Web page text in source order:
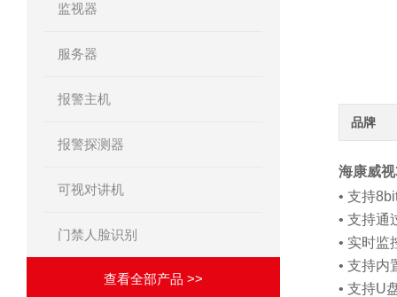
监视器
服务器
报警主机
报警探测器
可视对讲机
门禁人脸识别
查看全部产品 >>
品牌
海康威
• 支持
• 支持通
• 实时监
• 支持内
• 支持U